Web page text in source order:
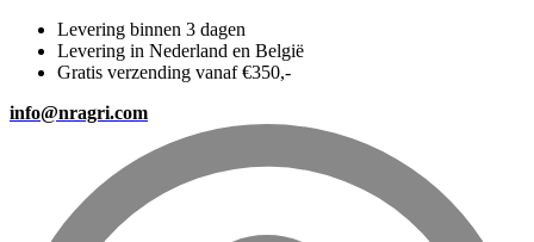
Levering binnen 3 dagen
Levering in Nederland en België
Gratis verzending vanaf €350,-
info@nragri.com